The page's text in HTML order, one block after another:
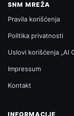
SNM MREŽA
Pravila korišćenja
Politika privatnosti
Uslovi korišćenja „AI
Impressum
Kontakt
INFORMACIJE